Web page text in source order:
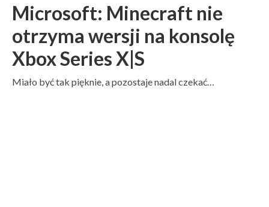
Microsoft: Minecraft nie
otrzyma wersji na konsolę
Xbox Series X|S
Miało być tak pięknie, a pozostaje nadal czekać…